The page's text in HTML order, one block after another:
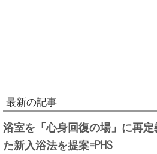
最新の記事
浴室を「心身回復の場」に再
た新入浴法を提案=PHS